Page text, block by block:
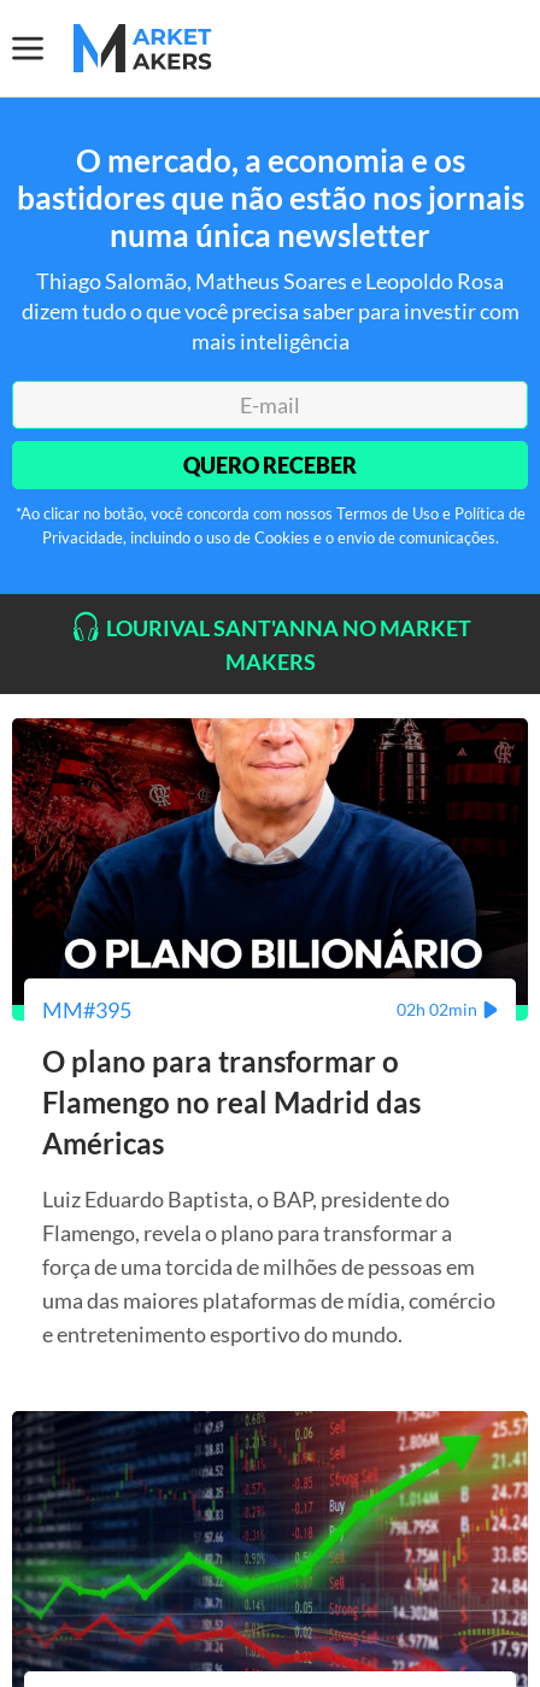
O mercado, a economia e os
bastidores que não estão nos jornais
numa única newsletter
Thiago Salomão, Matheus Soares e Leopoldo Rosa
dizem tudo o que você precisa saber para investir com
mais inteligência
QUERO RECEBER
*Ao clicar no botão, você concorda com nossos Termos de Uso e Política de
Privacidade, incluindo o uso de Cookies e o envio de comunicações.
LOURIVAL SANT'ANNA NO MARKET
MAKERS
MM#395 02h 02min
O plano para transformar o
Flamengo no real Madrid das
Américas
Luiz Eduardo Baptista, o BAP, presidente do
Flamengo, revela o plano para transformar a
força de uma torcida de milhões de pessoas em
uma das maiores plataformas de mídia, comércio
e entretenimento esportivo do mundo.